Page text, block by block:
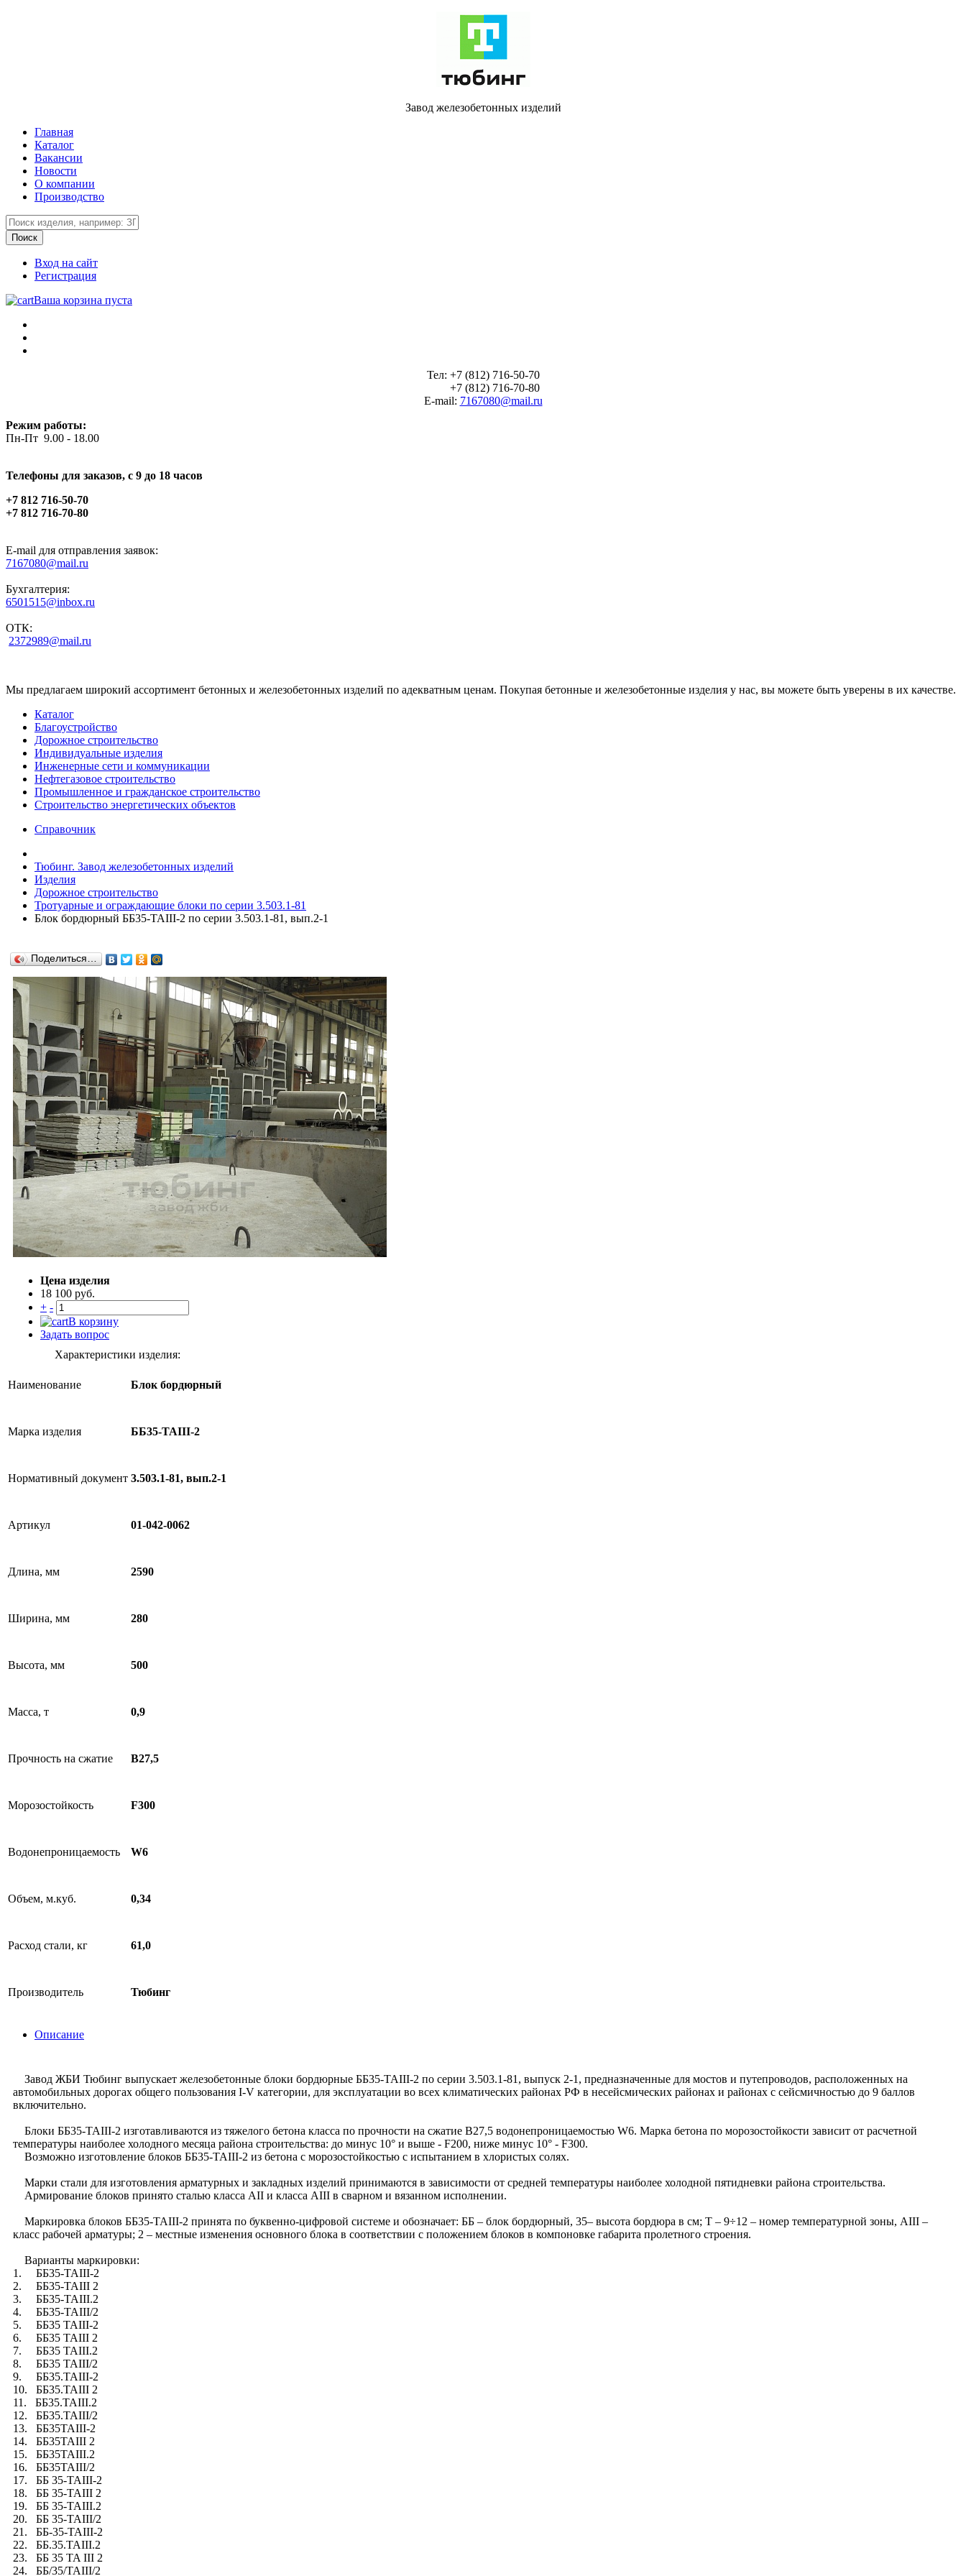
Завод железобетонных изделий
Главная
Каталог
Вакансии
Новости
О компании
Производство
Вход на сайт
Регистрация
Ваша корзина пуста
Тел: +7 (812) 716-50-70
+7 (812) 716-70-80
E-mail: 7167080@mail.ru
Режим работы:
Пн-Пт 9.00 - 18.00
Телефоны для заказов, c 9 до 18 часов
+7 812 716-50-70
+7 812 716-70-80
E-mail для отправления заявок:
7167080@mail.ru
Бухгалтерия:
6501515@inbox.ru
ОТК:
2372989@mail.ru
Мы предлагаем широкий ассортимент бетонных и железобетонных изделий по адекватным ценам. Покупая бетонные и железобетонные изделия у нас, вы можете быть уверены в их качестве.
Каталог
Благоустройство
Дорожное строительство
Индивидуальные изделия
Инженерные сети и коммуникации
Нефтегазовое строительство
Промышленное и гражданское строительство
Строительство энергетических объектов
Справочник
Тюбинг. Завод железобетонных изделий
Изделия
Дорожное строительство
Тротуарные и ограждающие блоки по серии 3.503.1-81
Блок бордюрный ББ35-TAIII-2 по серии 3.503.1-81, вып.2-1
Поделиться…
Цена изделия
18 100 руб.
+ -
В корзину
Задать вопрос
Характеристики изделия:
Наименование Блок бордюрный
Марка изделия ББ35-TAIII-2
Нормативный документ 3.503.1-81, вып.2-1
Артикул 01-042-0062
Длина, мм 2590
Ширина, мм 280
Высота, мм 500
Масса, т 0,9
Прочность на сжатие B27,5
Морозостойкость F300
Водонепроницаемость W6
Объем, м.куб. 0,34
Расход стали, кг 61,0
Производитель Тюбинг
Описание
Завод ЖБИ Тюбинг выпускает железобетонные блоки бордюрные ББ35-TAIII-2 по серии 3.503.1-81, выпуск 2-1, предназначенные для мостов и путепроводов, расположенных на
автомобильных дорогах общего пользования I-V категории, для эксплуатации во всех климатических районах РФ в несейсмических районах и районах с сейсмичностью до 9 баллов
включительно.
Блоки ББ35-TAIII-2 изготавливаются из тяжелого бетона класса по прочности на сжатие B27,5 водонепроницаемостью W6. Марка бетона по морозостойкости зависит от расчетной
температуры наиболее холодного месяца района строительства: до минус 10° и выше - F200, ниже минус 10° - F300.
Возможно изготовление блоков ББ35-TAIII-2 из бетона с морозостойкостью с испытанием в хлористых солях.
Марки стали для изготовления арматурных и закладных изделий принимаются в зависимости от средней температуры наиболее холодной пятидневки района строительства.
Армирование блоков принято сталью класса АII и класса АIII в сварном и вязанном исполнении.
Маркировка блоков ББ35-TAIII-2 принята по буквенно-цифровой системе и обозначает: ББ – блок бордюрный, 35– высота бордюра в см; Т – 9÷12 – номер температурной зоны, AIII –
класс рабочей арматуры; 2 – местные изменения основного блока в соответствии с положением блоков в компоновке габарита пролетного строения.
Варианты маркировки:
1. ББ35-TAIII-2
2. ББ35-TAIII 2
3. ББ35-TAIII.2
4. ББ35-TAIII/2
5. ББ35 TAIII-2
6. ББ35 TAIII 2
7. ББ35 TAIII.2
8. ББ35 TAIII/2
9. ББ35.TAIII-2
10. ББ35.TAIII 2
11. ББ35.TAIII.2
12. ББ35.TAIII/2
13. ББ35TAIII-2
14. ББ35TAIII 2
15. ББ35TAIII.2
16. ББ35TAIII/2
17. ББ 35-TAIII-2
18. ББ 35-TAIII 2
19. ББ 35-TAIII.2
20. ББ 35-TAIII/2
21. ББ-35-TAIII-2
22. ББ.35.TAIII.2
23. ББ 35 TA III 2
24. ББ/35/TAIII/2